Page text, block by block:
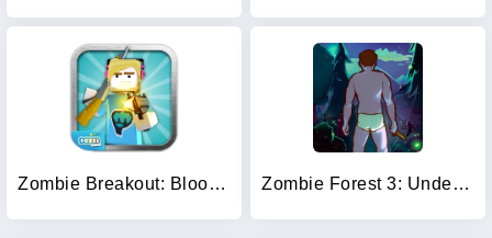
Zombie Breakout: Blood & Chaos Zombie Forest 3: Underground